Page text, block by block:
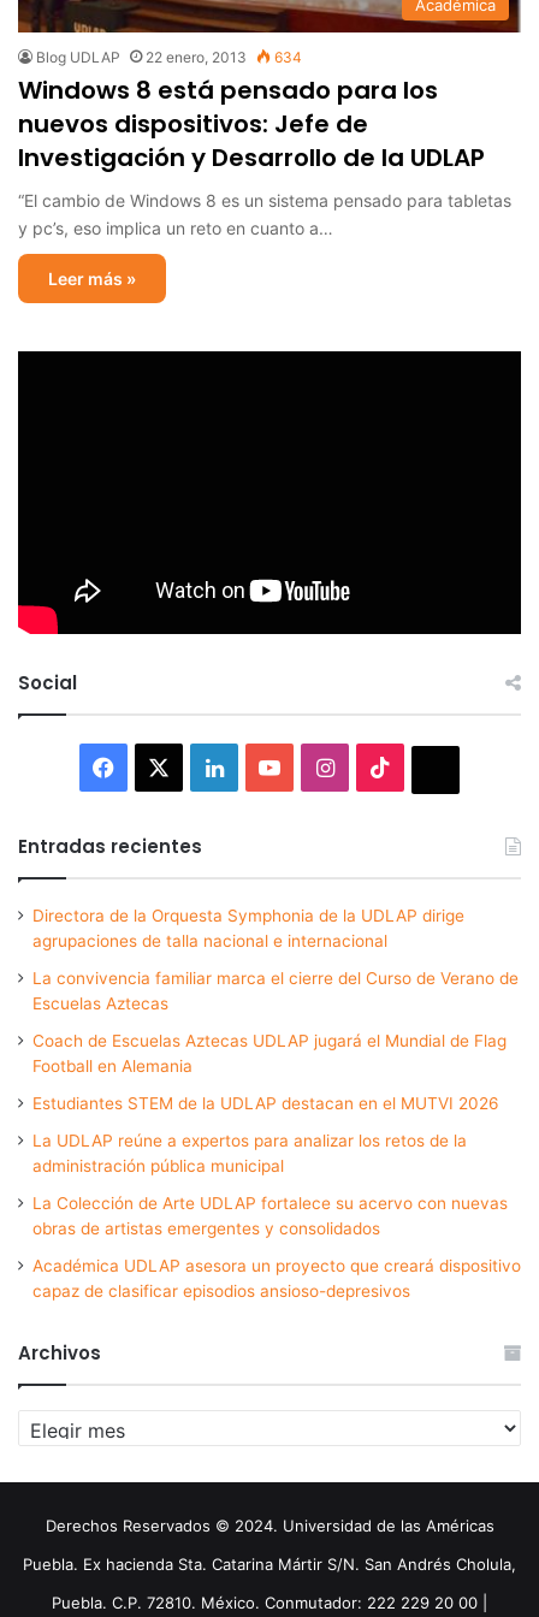
Académica
Blog UDLAP 22 enero, 2013 634
Windows 8 está pensado para los
nuevos dispositivos: Jefe de
Investigación y Desarrollo de la UDLAP
“El cambio de Windows 8 es un sistema pensado para tabletas
y pc’s, eso implica un reto en cuanto a…
Leer más »
Social
Facebook LinkedInYouTubeInstagram
Entradas recientes
Directora de la Orquesta Symphonia de la UDLAP dirige
agrupaciones de talla nacional e internacional
La convivencia familiar marca el cierre del Curso de Verano de
Escuelas Aztecas
Coach de Escuelas Aztecas UDLAP jugará el Mundial de Flag
Football en Alemania
Estudiantes STEM de la UDLAP destacan en el MUTVI 2026
La UDLAP reúne a expertos para analizar los retos de la
administración pública municipal
La Colección de Arte UDLAP fortalece su acervo con nuevas
obras de artistas emergentes y consolidados
Académica UDLAP asesora un proyecto que creará dispositivo
capaz de clasificar episodios ansioso-depresivos
Archivos
Archivos
Derechos Reservados © 2024. Universidad de las Américas
Puebla. Ex hacienda Sta. Catarina Mártir S/N. San Andrés Cholula,
Puebla. C.P. 72810. México. Conmutador: 222 229 20 00 |